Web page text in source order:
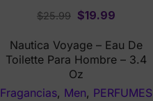
$25.99 Original
was:
$25.99.
$19.99
is:
$19.99.
Nautica Voyage – Eau De
Toilette Para Hombre – 3.4
Oz
Fragancias, Men, PERFUMES